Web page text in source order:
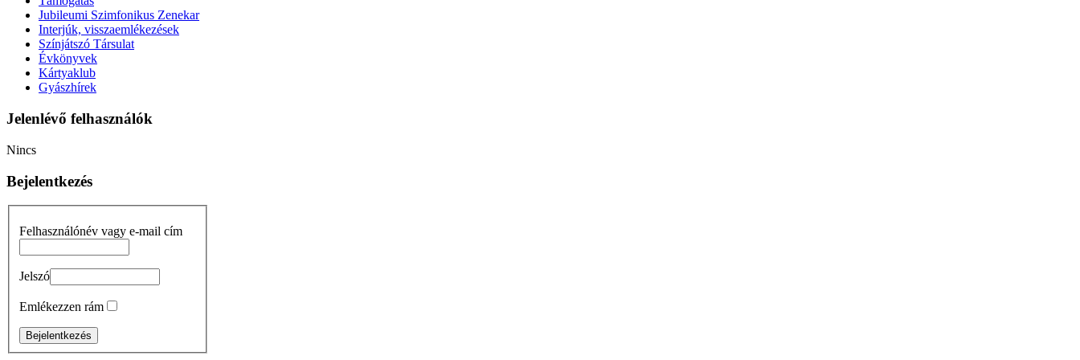
Jubileumi Szimfonikus Zenekar
Interjúk, visszaemlékezések
Színjátszó Társulat
Évkönyvek
Kártyaklub
Gyászhírek
Jelenlévő felhasználók
Nincs
Bejelentkezés
Felhasználónév vagy e-mail cím
Jelszó
Emlékezzen rám